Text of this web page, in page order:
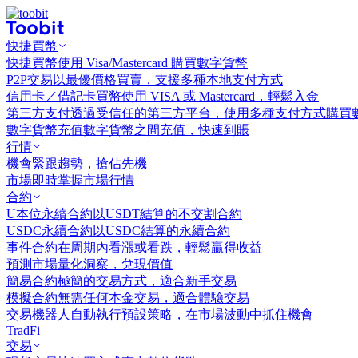
快捷買幣
快捷買幣使用 Visa/Mastercard 購買數字貨幣
P2P交易 以最優價格買賣，支援多種本地支付方式
信用卡／借記卡買幣使用 VISA 或 Mastercard，輕鬆入金
第三方支付透過受信任的第三方平台，使用多種支付方式購買
數字貨幣充值數字貨幣之間充值，快速到賬
行情
機會緊跟趨勢，搶佔先機
市場即時掌握市場行情
合約
U本位永續合約 以USDT結算的不交割合約
USDC永續合約 以USDC結算的永續合約
事件合約在周期內看漲或看跌，輕鬆贏得收益
預測市場量化洞察，兌現價值
簡易合約極簡的交易方式，適合新手交易
模擬合約無需任何本金交易，適合體驗交易
交易機器人 自動執行預設策略，在市場波動中抓住機會
TradFi
交易